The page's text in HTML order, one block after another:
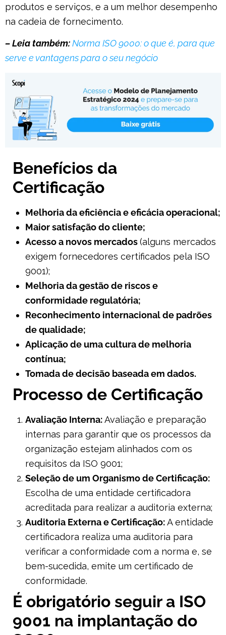
produtos e serviços, e a um melhor desempenho
na cadeia de fornecimento.
– Leia também:Norma ISO 9000: o que é, para que
serve e vantagens para o seu negócio
Benefícios da
Certificação
Melhoria da eficiência e eficácia operacional;
Maior satisfação do cliente;
Acesso a novos mercados(alguns mercados
exigem fornecedores certificados pela ISO
9001);
Melhoria da gestão de riscos e
conformidade regulatória;
Reconhecimento internacional de padrões
de qualidade;
Aplicação de uma cultura de melhoria
contínua;
Tomada de decisão baseada em dados.
Processo de Certificação
Avaliação Interna:Avaliação e preparação
internas para garantir que os processos da
organização estejam alinhados com os
requisitos da ISO 9001;
Seleção de um Organismo de Certificação:
Escolha de uma entidade certificadora
acreditada para realizar a auditoria externa;
Auditoria Externa e Certificação:A entidade
certificadora realiza uma auditoria para
verificar a conformidade com a norma e, se
bem-sucedida, emite um certificado de
conformidade.
É obrigatório seguir a ISO
9001 na implantação do